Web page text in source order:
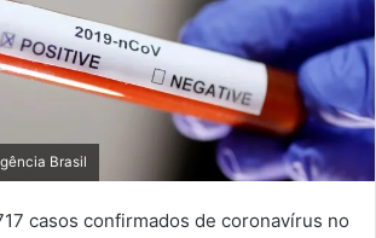
Brasil
casos confirmados de coronavírus no